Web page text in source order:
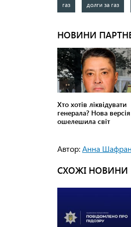
газ долги за газ
Автор:Анна
СХОЖІ НОВИНИ